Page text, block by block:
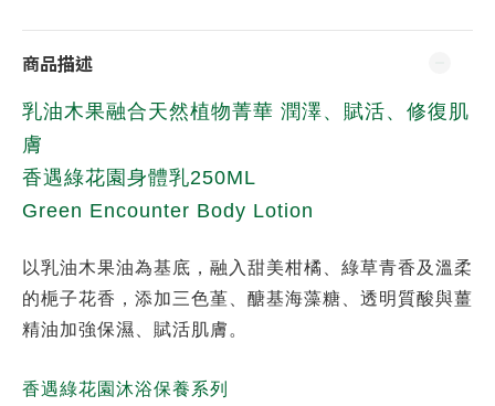
商品描述
乳油木果融合天然植物菁華 潤澤、賦活、修復肌
膚
香遇綠花園身體乳250ML
Green Encounter Body Lotion
以乳油木果油為基底，融入甜美柑橘、綠草青香及溫柔
的梔子花香，添加三色堇、醣基海藻糖、透明質酸與薑
精油加強保濕、賦活肌膚。
香遇綠花園沐浴保養系列